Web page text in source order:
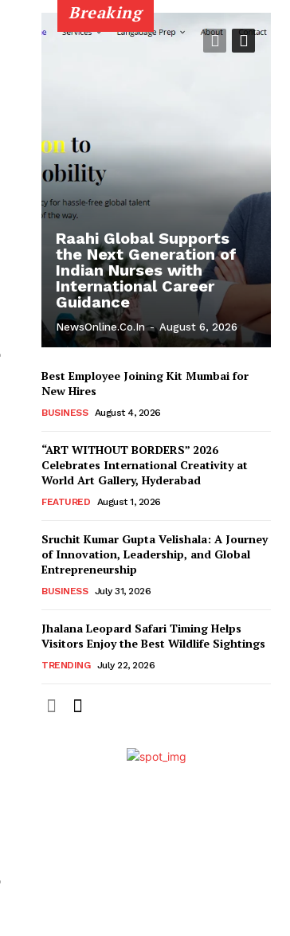
Breaking
Raahi Global Supports
the Next Generation of
Indian Nurses with
International Career
Guidance
NewsOnline.co.in - August 6, 2026
Best Employee Joining Kit Mumbai for
New Hires
BUSINESS August 4, 2026
“ART WITHOUT BORDERS” 2026
Celebrates International Creativity at
World Art Gallery, Hyderabad
FEATURED August 1, 2026
Sruchit Kumar Gupta Velishala: A Journey
of Innovation, Leadership, and Global
Entrepreneurship
BUSINESS July 31, 2026
Jhalana Leopard Safari Timing Helps
Visitors Enjoy the Best Wildlife Sightings
TRENDING July 22, 2026